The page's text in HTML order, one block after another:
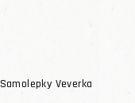
Samolepky Veverka